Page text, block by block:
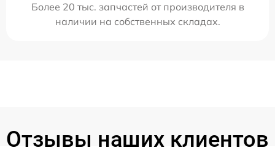
Более 20 тыс. запчастей от производителя в
наличии на собственных складах.
Отзывы наших клиентов